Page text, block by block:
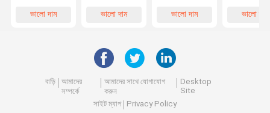
মোজাবিশেষ
ভালো দাম
4 প্রতিস্থাপন
পরিষ্কার পায়ুপথ
ভালো দাম ভালো দাম
এবং মসৃণভালো দাম
বাড়ি
আমাদের
সম্পর্কে
আমাদের সাথে যোগাযোগ
করুন
Desktop
Site
সাইট ম্যাপ
Privacy Policy